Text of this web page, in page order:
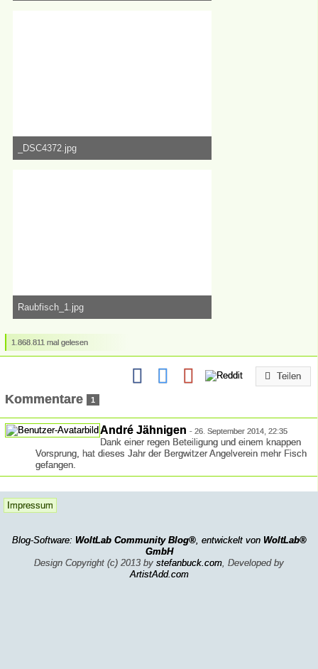
_DSC4372.jpg
1,41 MB, 3.376×6.000, 54.840 mal angesehen
Raubfisch_1.jpg
1,54 MB, 6.000×3.376, 50.612 mal angesehen
1.868.811 mal gelesen
Teilen
Kommentare 1
André Jähnigen - 26. September 2014, 22:35
Dank einer regen Beteiligung und einem knappen
Vorsprung, hat dieses Jahr der Bergwitzer Angelverein mehr Fisch
gefangen.
Impressum
Blog-Software: WoltLab Community Blog®, entwickelt von WoltLab®
GmbH
Design Copyright (c) 2013 by stefanbuck.com, Developed by
ArtistAdd.com